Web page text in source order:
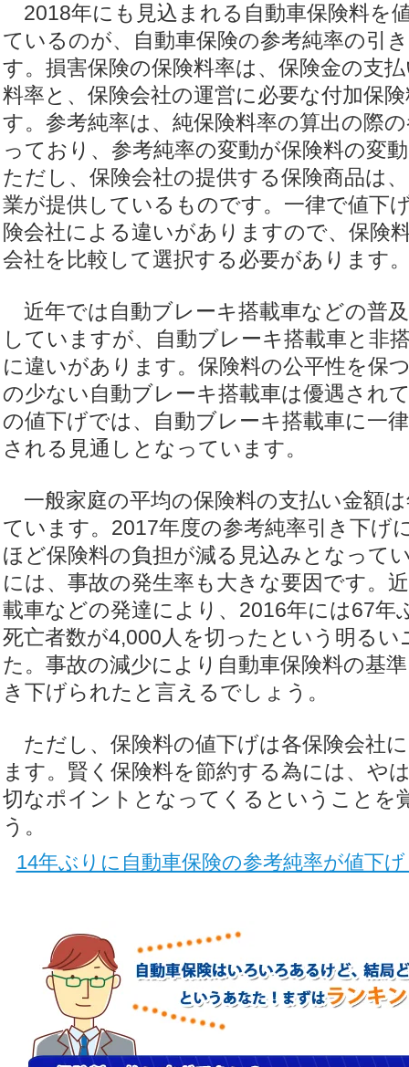
2018年にも見込まれる自動車保険料を
ているのが、自動車保険の参考純率の引
す。損害保険の保険料率は、保険金の支
料率と、保険会社の運営に必要な付加保
す。参考純率は、純保険料率の算出の際
っており、参考純率の変動が保険料の変
ただし、保険会社の提供する保険商品は
業が提供しているものです。一律で値下
険会社による違いがありますので、保険
会社を比較して選択する必要があります
近年では自動ブレーキ搭載車などの普
していますが、自動ブレーキ搭載車と非
に違いがあります。保険料の公平性を保
の少ない自動ブレーキ搭載車は優遇され
の値下げでは、自動ブレーキ搭載車に一
される見通しとなっています。
一般家庭の平均の保険料の支払い金額
ています。2017年度の参考純率引き下げ
ほど保険料の負担が減る見込みとなって
には、事故の発生率も大きな要因です。
載車などの発達により、2016年には67年
死亡者数が4,000人を切ったという明る
た。事故の減少により自動車保険料の基
き下げられたと言えるでしょう。
ただし、保険料の値下げは各保険会社
ます。賢く保険料を節約する為には、や
切なポイントとなってくるということを
う。
14年ぶりに自動車保険の参考純率が値下